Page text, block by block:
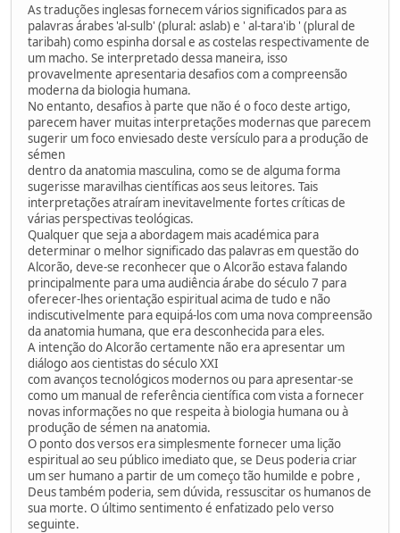
As traduções inglesas fornecem vários significados para as
palavras árabes 'al-sulb' (plural: aslab) e ' al-tara'ib ' (plural de
taribah) como espinha dorsal e as costelas respectivamente de
um macho. Se interpretado dessa maneira, isso
provavelmente apresentaria desafios com a compreensão
moderna da biologia humana.
No entanto, desafios à parte que não é o foco deste artigo,
parecem haver muitas interpretações modernas que parecem
sugerir um foco enviesado deste versículo para a produção de
sémen
dentro da anatomia masculina, como se de alguma forma
sugerisse maravilhas científicas aos seus leitores. Tais
interpretações atraíram inevitavelmente fortes críticas de
várias perspectivas teológicas.
Qualquer que seja a abordagem mais académica para
determinar o melhor significado das palavras em questão do
Alcorão, deve-se reconhecer que o Alcorão estava falando
principalmente para uma audiência árabe do século 7 para
oferecer-lhes orientação espiritual acima de tudo e não
indiscutivelmente para equipá-los com uma nova compreensão
da anatomia humana, que era desconhecida para eles.
A intenção do Alcorão certamente não era apresentar um
diálogo aos cientistas do século XXI
com avanços tecnológicos modernos ou para apresentar-se
como um manual de referência científica com vista a fornecer
novas informações no que respeita à biologia humana ou à
produção de sémen na anatomia.
O ponto dos versos era simplesmente fornecer uma lição
espiritual ao seu público imediato que, se Deus poderia criar
um ser humano a partir de um começo tão humilde e pobre ,
Deus também poderia, sem dúvida, ressuscitar os humanos de
sua morte. O último sentimento é enfatizado pelo verso
seguinte.